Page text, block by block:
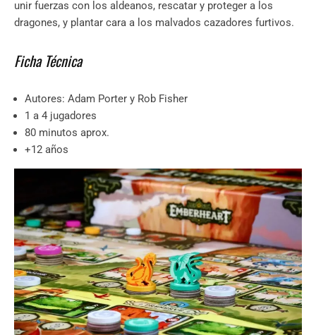
unir fuerzas con los aldeanos, rescatar y proteger a los
dragones, y plantar cara a los malvados cazadores furtivos.
Ficha Técnica
Autores: Adam Porter y Rob Fisher
1 a 4 jugadores
80 minutos aprox.
+12 años